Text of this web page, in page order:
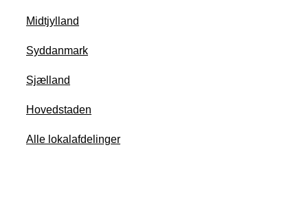
Midtjylland
Syddanmark
Sjælland
Hovedstaden
Alle lokalafdelinger